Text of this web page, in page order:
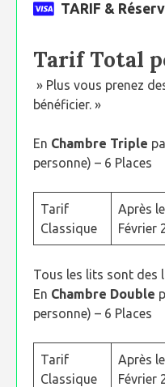
TARIF &
Tarif Total
» Plus vous prenez
bénéficier. »
En Chambre Triple
personne) – 6 Places
Tarif
Classique
Après
Février
Tous les lits sont des
En Chambre Double
personne) – 6 Places
Tarif
Classique
Après
Février